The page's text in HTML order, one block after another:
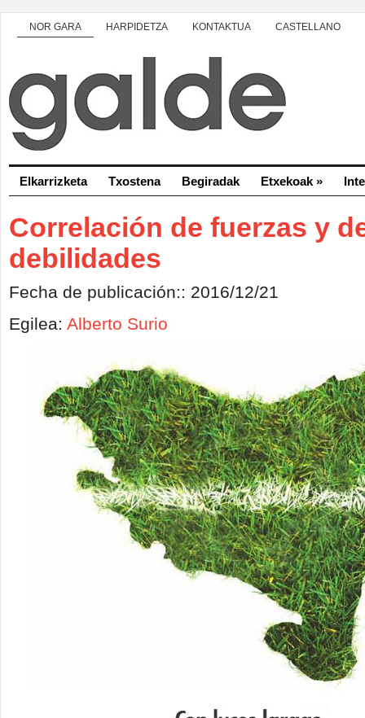
NOR GARA HARPIDETZA KONTAKTUA CASTELLANO
Elkarrizketa Txostena Begiradak Etxekoak »
Correlación de fuerzas y
debilidades
Fecha de publicación:: 2016/12/21
Egilea: Alberto Surio